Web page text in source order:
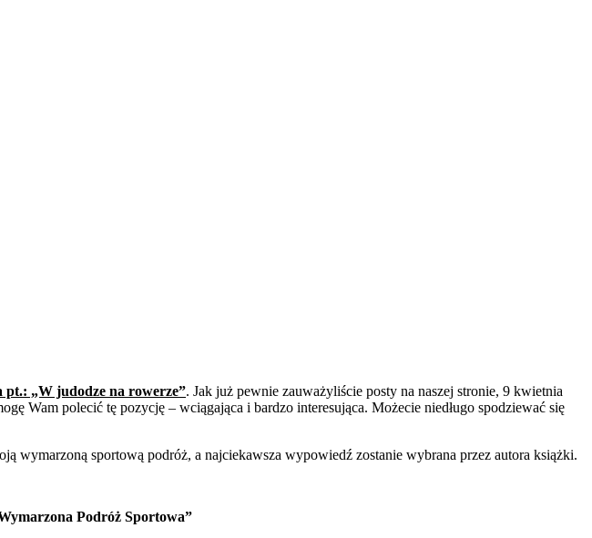
„W judodze na rowerze”. Jak już pewnie zauważyliście posty na naszej stronie, 9 kwietnia
Wam polecić tę pozycję – wciągająca i bardzo interesująca. Możecie niedługo spodziewać się
wymarzoną sportową podróż, a najciekawsza wypowiedź zostanie wybrana przez autora książki.
Podróż Sportowa”